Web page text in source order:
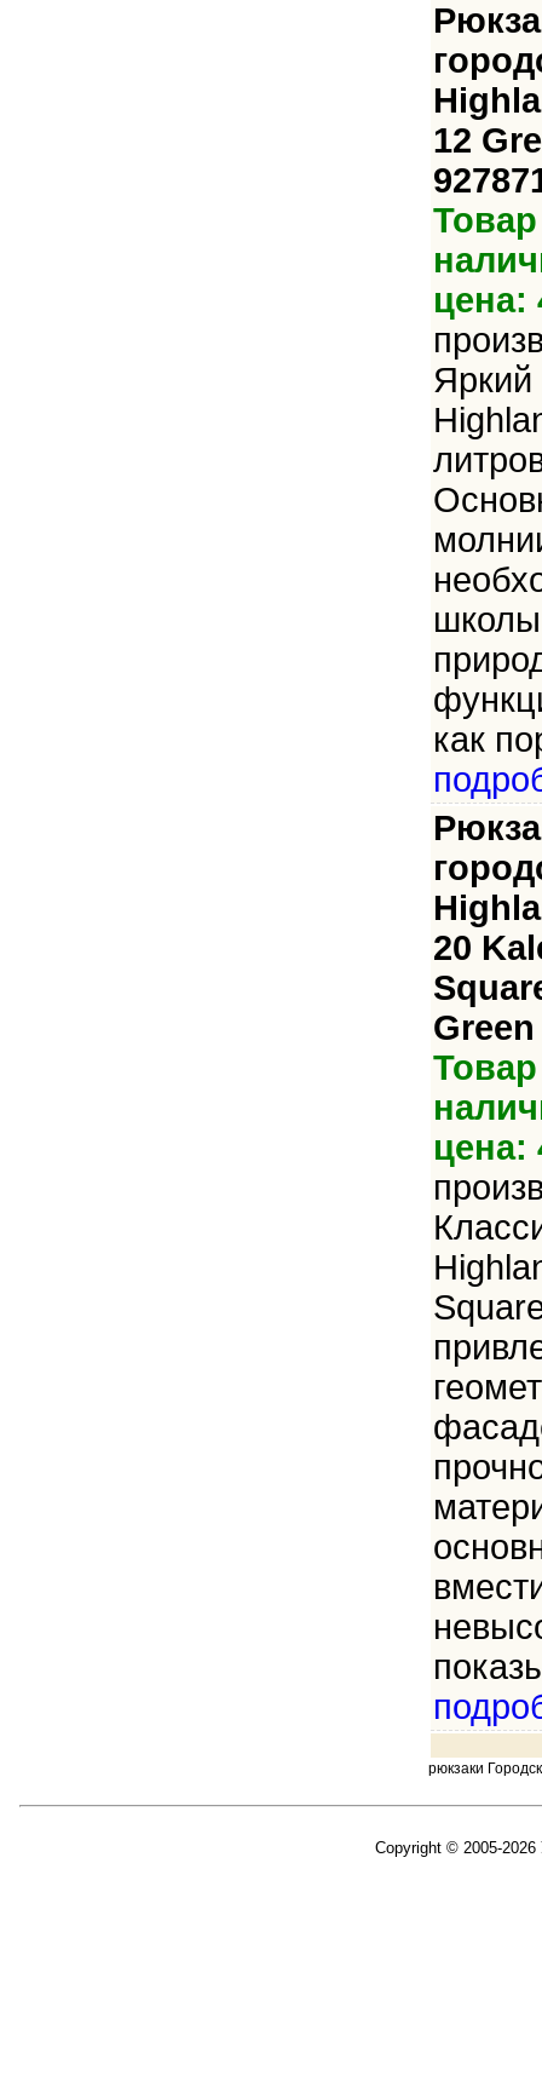
12
цена:
Яркий
как
20
Green
цена:
рюкзаки
Copyright © 2005-2026